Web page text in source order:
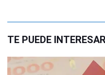
TE PUEDE